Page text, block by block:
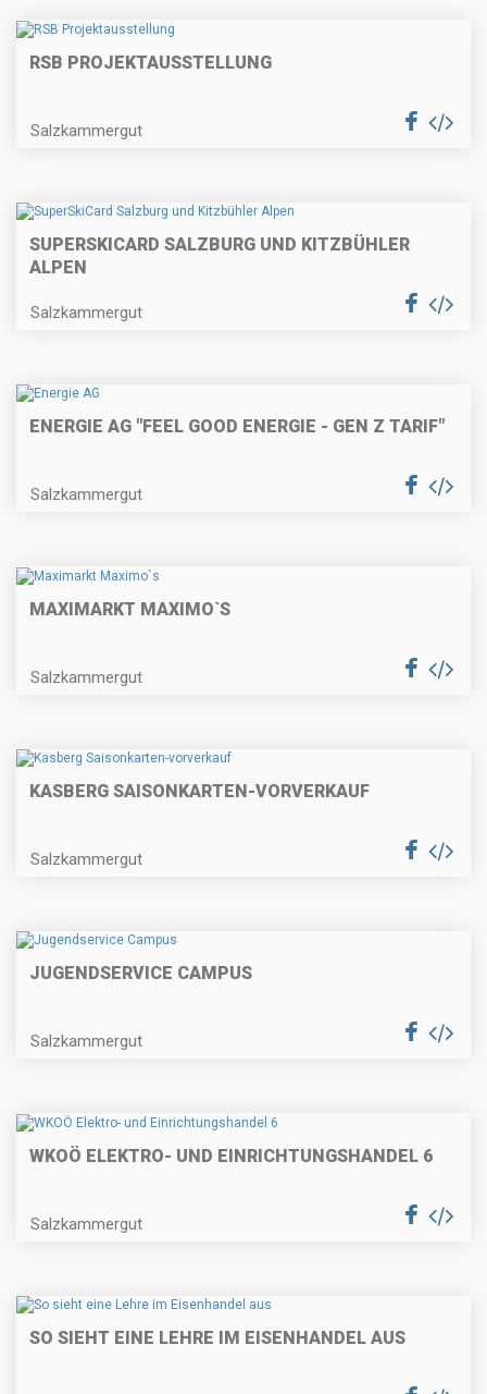
RSB PROJEKTAUSSTELLUNG
Salzkammergut
SUPERSKICARD SALZBURG UND KITZBÜHLER
ALPEN
Salzkammergut
ENERGIE AG "FEEL GOOD ENERGIE - GEN Z TARIF"
Salzkammergut
MAXIMARKT MAXIMO`S
Salzkammergut
KASBERG SAISONKARTEN-VORVERKAUF
Salzkammergut
JUGENDSERVICE CAMPUS
Salzkammergut
WKOÖ ELEKTRO- UND EINRICHTUNGSHANDEL 6
Salzkammergut
SO SIEHT EINE LEHRE IM EISENHANDEL AUS